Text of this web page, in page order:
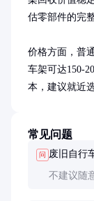
估零部件的完
价格方面，普
车架可达150-
本，建议就近
常见问题
问 废旧自行
不建议随